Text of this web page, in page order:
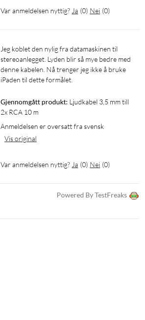
Var anmeldelsen nyttig? Ja (0) Nei (0)
Jeg koblet den nylig fra datamaskinen til
stereoanlegget. Lyden blir så mye bedre med
denne kabelen. Nå trenger jeg ikke å bruke
iPaden til dette formålet.
Gjennomgått produkt: Ljudkabel 3,5 mm till
2x RCA 10 m
Anmeldelsen er oversatt fra svensk
Vis original
Var anmeldelsen nyttig? Ja (0) Nei (0)
Powered By TestFreaks